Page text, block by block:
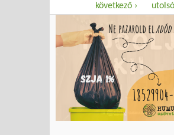
következő ›